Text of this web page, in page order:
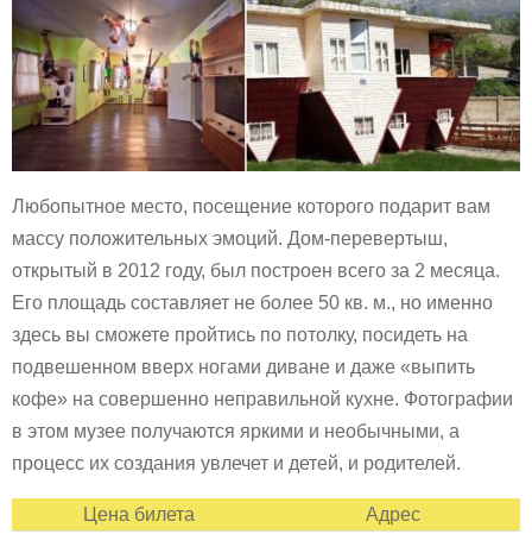
Любопытное место, посещение которого подарит вам
массу положительных эмоций. Дом-перевертыш,
открытый в 2012 году, был построен всего за 2 месяца.
Его площадь составляет не более 50 кв. м., но именно
здесь вы сможете пройтись по потолку, посидеть на
подвешенном вверх ногами диване и даже «выпить
кофе» на совершенно неправильной кухне. Фотографии
в этом музее получаются яркими и необычными, а
процесс их создания увлечет и детей, и родителей.
Цена билета Адрес